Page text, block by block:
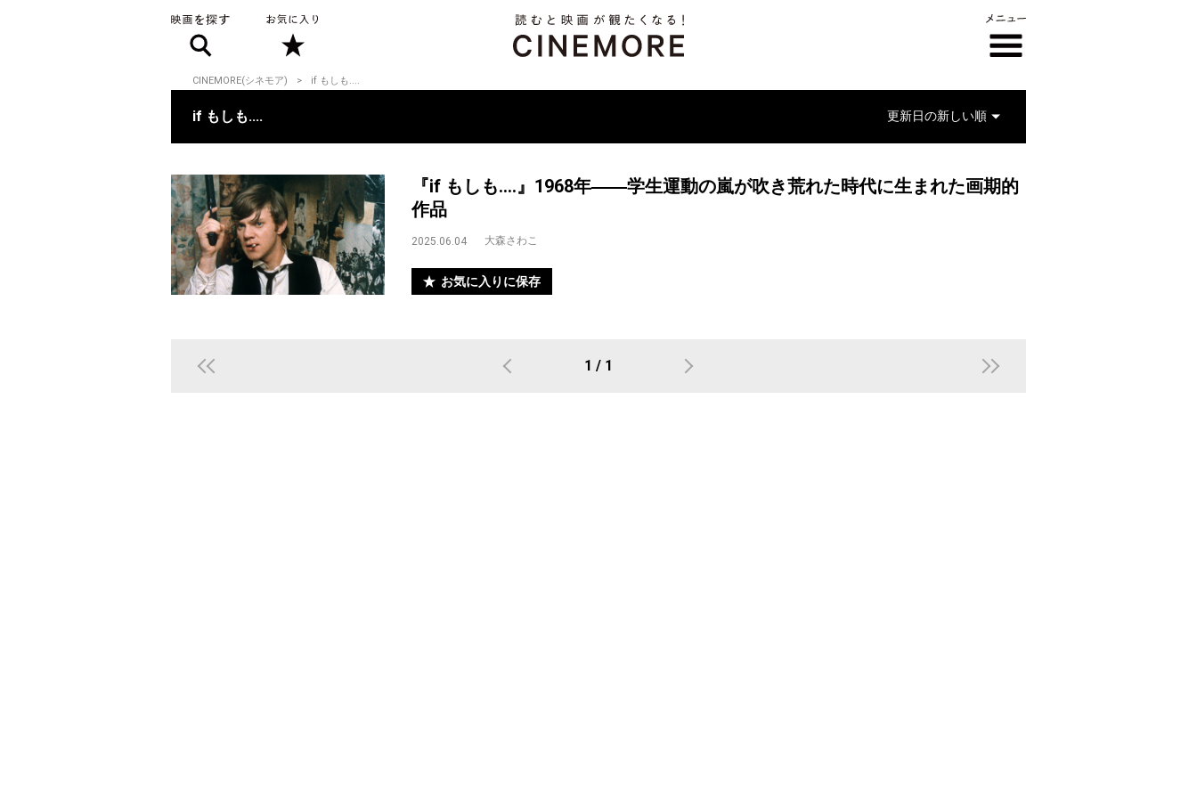
CINEMORE(シネモア) if もしも....
if もしも....
『if もしも....』1968年――学生運動の嵐が吹き荒れた時代に生まれた画期的
作品
2025.06.04 大森さわこ
お気に入りに保存
1 / 1